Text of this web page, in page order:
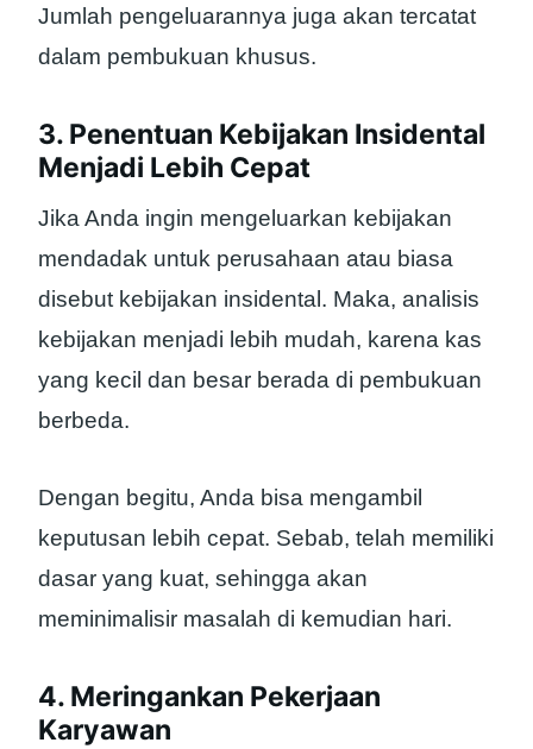
Jumlah pengeluarannya juga akan tercatat
dalam pembukuan khusus.
3. Penentuan Kebijakan Insidental
Menjadi Lebih Cepat
Jika Anda ingin mengeluarkan kebijakan
mendadak untuk perusahaan atau biasa
disebut kebijakan insidental. Maka, analisis
kebijakan menjadi lebih mudah, karena kas
yang kecil dan besar berada di pembukuan
berbeda.
Dengan begitu, Anda bisa mengambil
keputusan lebih cepat. Sebab, telah memiliki
dasar yang kuat, sehingga akan
meminimalisir masalah di kemudian hari.
4. Meringankan Pekerjaan
Karyawan